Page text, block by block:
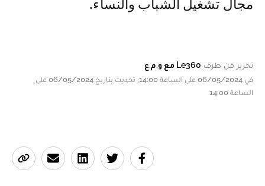
مجال تشغيل الشباب والنساء.
تحرير من طرف Le360 مع و.م.ع
في 06/05/2024 على الساعة 14:00, تحديث بتاريخ 06/05/2024 على
الساعة 14:00